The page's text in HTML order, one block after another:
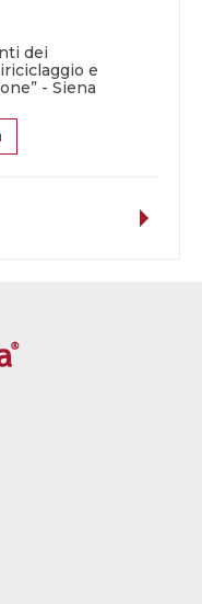
dei
e
- Siena